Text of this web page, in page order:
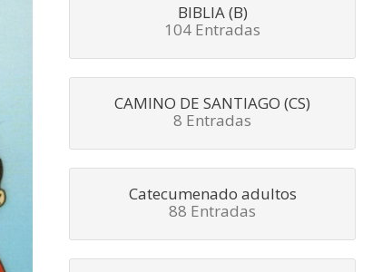
BIBLIA (B)
104 Entradas
CAMINO DE SANTIAGO (CS)
8 Entradas
Catecumenado adultos
88 Entradas